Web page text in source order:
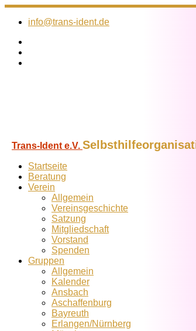
Zum
Inhalt
info@trans-ident.de
Trans-Ident e.V.
Startseite
Beratung
Verein
Allgemein
Vereins­geschichte
Satzung
Mitglied­schaft
Vorstand
Spenden
Gruppen
Allgemein
Kalender
Ansbach
Aschaffenburg
Bayreuth
Erlangen/Nürnberg